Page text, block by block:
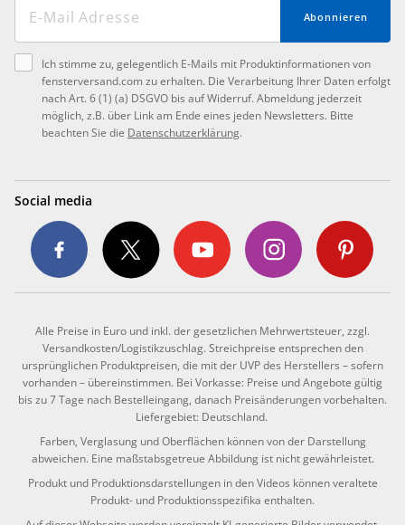
Abonnieren
Ich stimme zu, gelegentlich E-Mails mit Produktinformationen von
fensterversand.com zu erhalten. Die Verarbeitung Ihrer Daten erfolgt
nach Art. 6 (1) (a) DSGVO bis auf Widerruf. Abmeldung jederzeit
möglich, z.B. über Link am Ende eines jeden Newsletters. Bitte
beachten Sie die Datenschutzerklärung.
Social media
Alle Preise in Euro und inkl. der gesetzlichen Mehrwertsteuer, zzgl.
Versandkosten/Logistikzuschlag. Streichpreise entsprechen den
ursprünglichen Produktpreisen, die mit der UVP des Herstellers – sofern
vorhanden – übereinstimmen. Bei Vorkasse: Preise und Angebote gültig
bis zu 7 Tage nach Bestelleingang, danach Preisänderungen vorbehalten.
Liefergebiet: Deutschland.
Farben, Verglasung und Oberflächen können von der Darstellung
abweichen. Eine maßstabsgetreue Abbildung ist nicht gewährleistet.
Produkt und Produktionsdarstellungen in den Videos können veraltete
Produkt- und Produktionsspezifika enthalten.